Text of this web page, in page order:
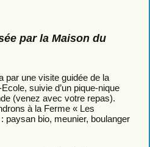
par la Maison du
par une visite guidée de la
suivie d’un pique-nique
(venez avec votre repas).
à la Ferme « Les
paysan bio, meunier, boulanger